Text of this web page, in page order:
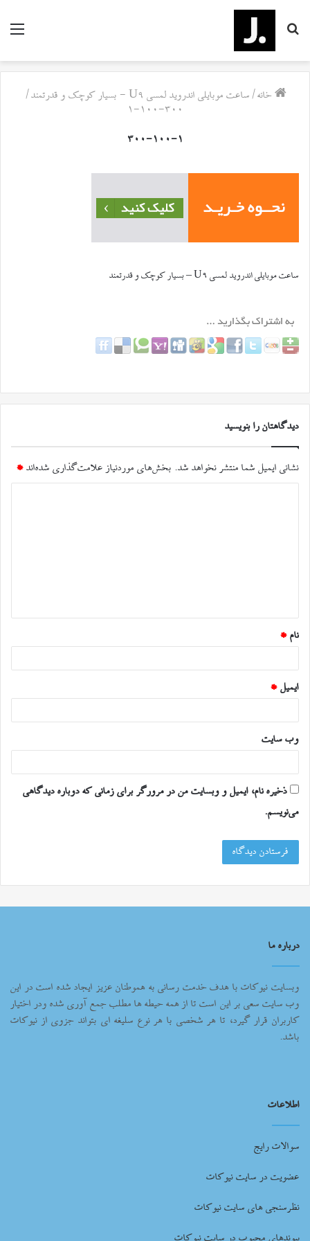
منو
برای
خانه / ساعت موبایلی اندروید لمسی U9 - بسیار کوچک و قدرتمند
/
۳۰۰-۱۰۰-۱
۳۰۰-۱۰۰-۱
ساعت موبایلی اندروید لمسی U9 – بسیار کوچک و قدرتمند
دیدگاهتان را بنویسید
نشانی ایمیل شما منتشر نخواهد شد. بخش‌های موردنیاز علامت‌گذاری شده‌اند *
*
نام *
ایمیل *
وب‌ سایت
ذخیره نام، ایمیل و وبسایت من در مرورگر برای زمانی که دوباره دیدگاهی
می‌نویسم.
درباره ما
وبسایت نیوکات با هدف خدمت رسانی به هموطنان عزیز ایجاد شده است در این
وب سایت سعی بر این است تا از همه حیطه ها مطلب جمع آوری شده ودر اختیار
کاربران قرار گیرد، تا هر شخصی با هر نوع سلیغه ای بتواند جزوی از نیوکات
باشد.
اطلاعات
سوالات رایج
عضویت در سایت نیوکات
نظرسنجی های سایت نیوکات
پیوندهای محبوب در سایت نیوکات